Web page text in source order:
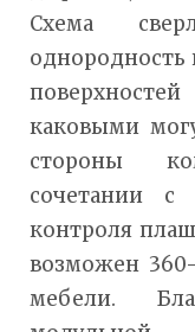
Схема
однородность
каковыми
стороны
сочетании с
контроля
возможен
мебели.